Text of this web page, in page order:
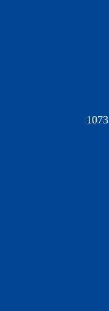
1، شارع اليابان، الحيّ الإداري – 1073